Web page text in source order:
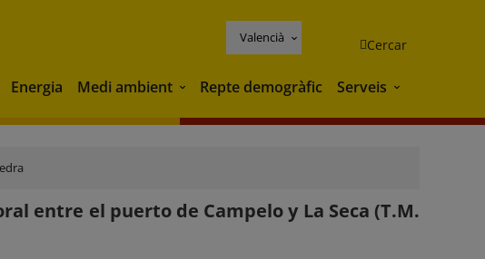
Valencià Cercar
Energia Medi ambient Medi ambient
Repte demogràfic Serveis Serveis
entre el puerto de Campelo y La Seca (T.M.